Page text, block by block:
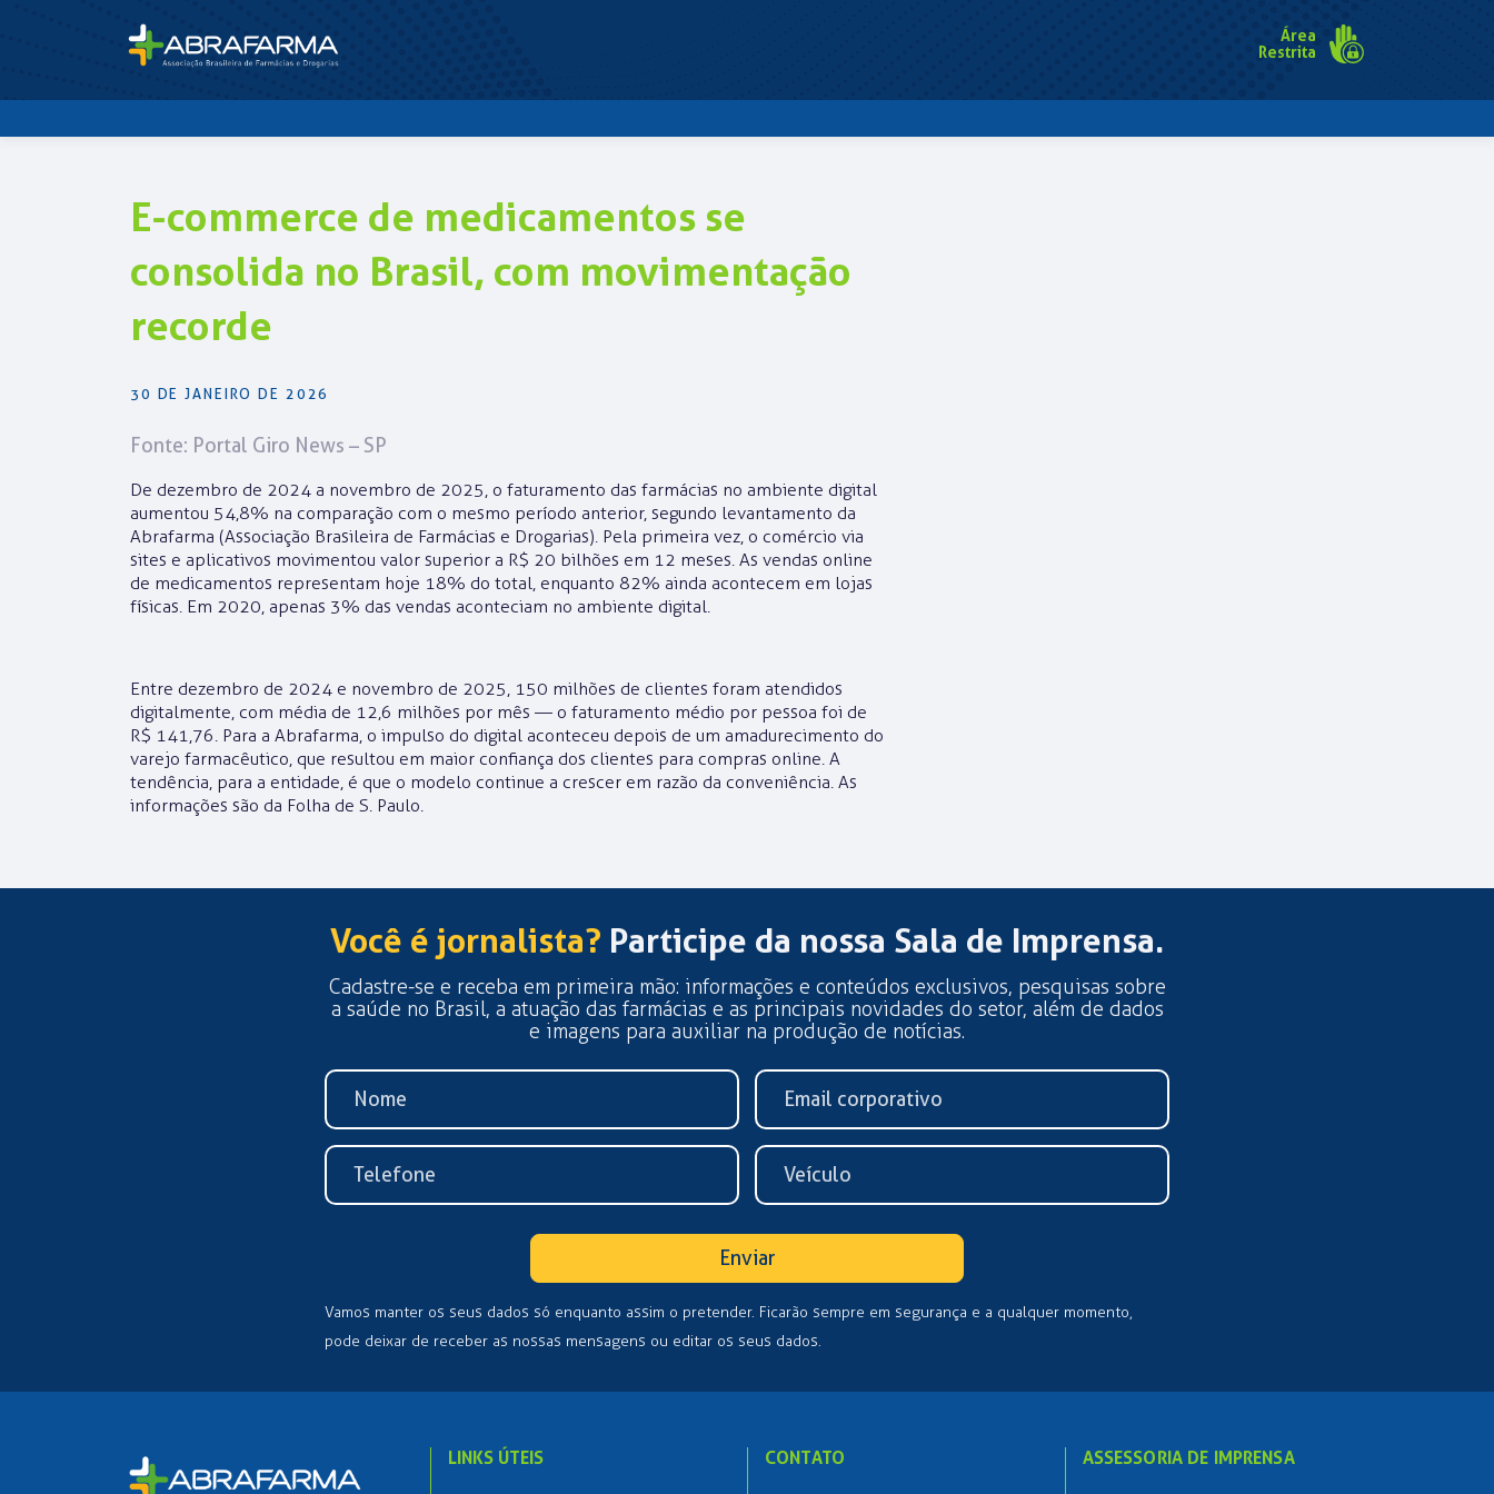
Área
Restrita
E-commerce de medicamentos se
consolida no Brasil, com movimentação
recorde
30 DE JANEIRO DE 2026
Fonte: Portal Giro News – SP
De dezembro de 2024 a novembro de 2025, o faturamento das farmácias no ambiente digital
aumentou 54,8% na comparação com o mesmo período anterior, segundo levantamento da
Abrafarma (Associação Brasileira de Farmácias e Drogarias). Pela primeira vez, o comércio via
sites e aplicativos movimentou valor superior a R$ 20 bilhões em 12 meses. As vendas online
de medicamentos representam hoje 18% do total, enquanto 82% ainda acontecem em lojas
físicas. Em 2020, apenas 3% das vendas aconteciam no ambiente digital.
Entre dezembro de 2024 e novembro de 2025, 150 milhões de clientes foram atendidos
digitalmente, com média de 12,6 milhões por mês — o faturamento médio por pessoa foi de
R$ 141,76. Para a Abrafarma, o impulso do digital aconteceu depois de um amadurecimento do
varejo farmacêutico, que resultou em maior confiança dos clientes para compras online. A
tendência, para a entidade, é que o modelo continue a crescer em razão da conveniência. As
informações são da Folha de S. Paulo.
Você é jornalista? Participe da nossa Sala de Imprensa.
Cadastre-se e receba em primeira mão: informações e conteúdos exclusivos, pesquisas sobre
a saúde no Brasil, a atuação das farmácias e as principais novidades do setor, além de dados
e imagens para auxiliar na produção de notícias.
Enviar
Vamos manter os seus dados só enquanto assim o pretender. Ficarão sempre em segurança e a qualquer momento,
pode deixar de receber as nossas mensagens ou editar os seus dados.
LINKS ÚTEIS CONTATO ASSESSORIA DE IMPRENSA